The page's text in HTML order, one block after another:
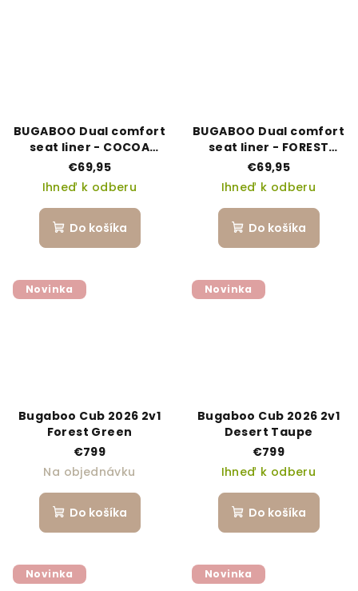
BUGABOO Dual comfort
seat liner - COCOA
BROWN
€69,95
Ihneď k odberu
Do košíka
BUGABOO Dual comfort
seat liner - FOREST
GREEN
€69,95
Ihneď k odberu
Do košíka
Novinka
Bugaboo Cub 2026 2v1
Forest Green
€799
Na objednávku
Do košíka
Novinka
Bugaboo Cub 2026 2v1
Desert Taupe
€799
Ihneď k odberu
Do košíka
Novinka Novinka